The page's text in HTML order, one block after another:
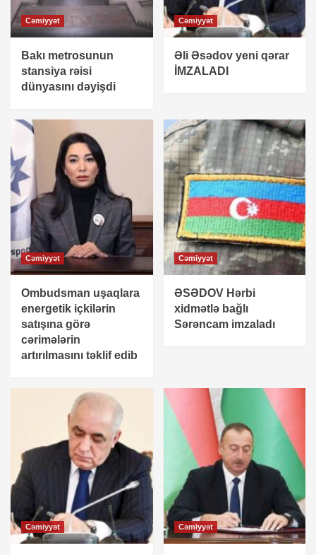
Cəmiyyət
Bakı metrosunun
stansiya rəisi
dünyasını dəyişdi
Cəmiyyət
Əli Əsədov yeni qərar
İMZALADI
Cəmiyyət
Ombudsman uşaqlara
energetik içkilərin
satışına görə
cərimələrin
artırılmasını təklif edib
Cəmiyyət
ƏSƏDOV Hərbi
xidmətlə bağlı
Sərəncam imzaladı
Cəmiyyət Cəmiyyət